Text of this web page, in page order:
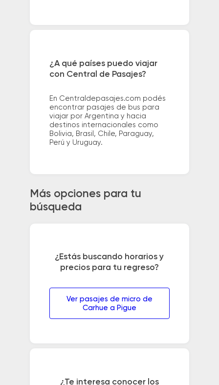
¿A qué países puedo viajar
con Central de Pasajes?
En Centraldepasajes.com podés
encontrar pasajes de bus para
viajar por Argentina y hacia
destinos internacionales como
Bolivia, Brasil, Chile, Paraguay,
Perú y Uruguay.
Más opciones para tu
búsqueda
¿Estás buscando horarios y
precios para tu regreso?
Ver pasajes de micro de
Carhue a Pigue
¿Te interesa conocer los